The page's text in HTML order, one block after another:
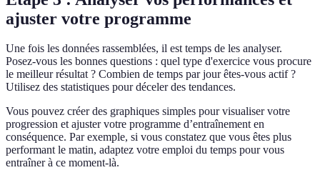
ajuster votre programme
Une fois les données rassemblées, il est temps de les analyser.
Posez-vous les bonnes questions : quel type d'exercice vous procure
le meilleur résultat ? Combien de temps par jour êtes-vous actif ?
Utilisez des statistiques pour déceler des tendances.
Vous pouvez créer des graphiques simples pour visualiser votre
progression et ajuster votre programme d’entraînement en
conséquence. Par exemple, si vous constatez que vous êtes plus
performant le matin, adaptez votre emploi du temps pour vous
entraîner à ce moment-là.